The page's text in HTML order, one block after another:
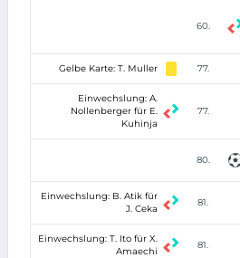
60.
Gelbe Karte: T. Muller 77.
Einwechslung: A.
Nollenberger für E.
Kuhinja
77.
80.
Einwechslung: B. Atik für
J. Ceka
81.
Einwechslung: T. Ito für X.
Amaechi
81.